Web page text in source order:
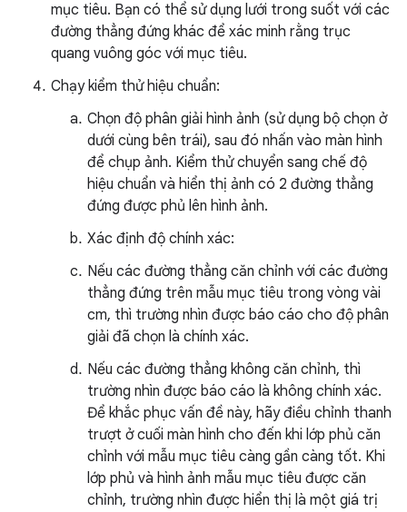
mục tiêu. Bạn có thể sử dụng lưới trong suốt với các
đường thẳng đứng khác để xác minh rằng trục
quang vuông góc với mục tiêu.
Chạy kiểm thử hiệu chuẩn:
Chọn độ phân giải hình ảnh (sử dụng bộ chọn ở
dưới cùng bên trái), sau đó nhấn vào màn hình
để chụp ảnh. Kiểm thử chuyển sang chế độ
hiệu chuẩn và hiển thị ảnh có 2 đường thẳng
đứng được phủ lên hình ảnh.
Xác định độ chính xác:
Nếu các đường thẳng căn chỉnh với các đường
thẳng đứng trên mẫu mục tiêu trong vòng vài
cm, thì trường nhìn được báo cáo cho độ phân
giải đã chọn là chính xác.
Nếu các đường thẳng không căn chỉnh, thì
trường nhìn được báo cáo là không chính xác.
Để khắc phục vấn đề này, hãy điều chỉnh thanh
trượt ở cuối màn hình cho đến khi lớp phủ căn
chỉnh với mẫu mục tiêu càng gần càng tốt. Khi
lớp phủ và hình ảnh mẫu mục tiêu được căn
chỉnh, trường nhìn được hiển thị là một giá trị